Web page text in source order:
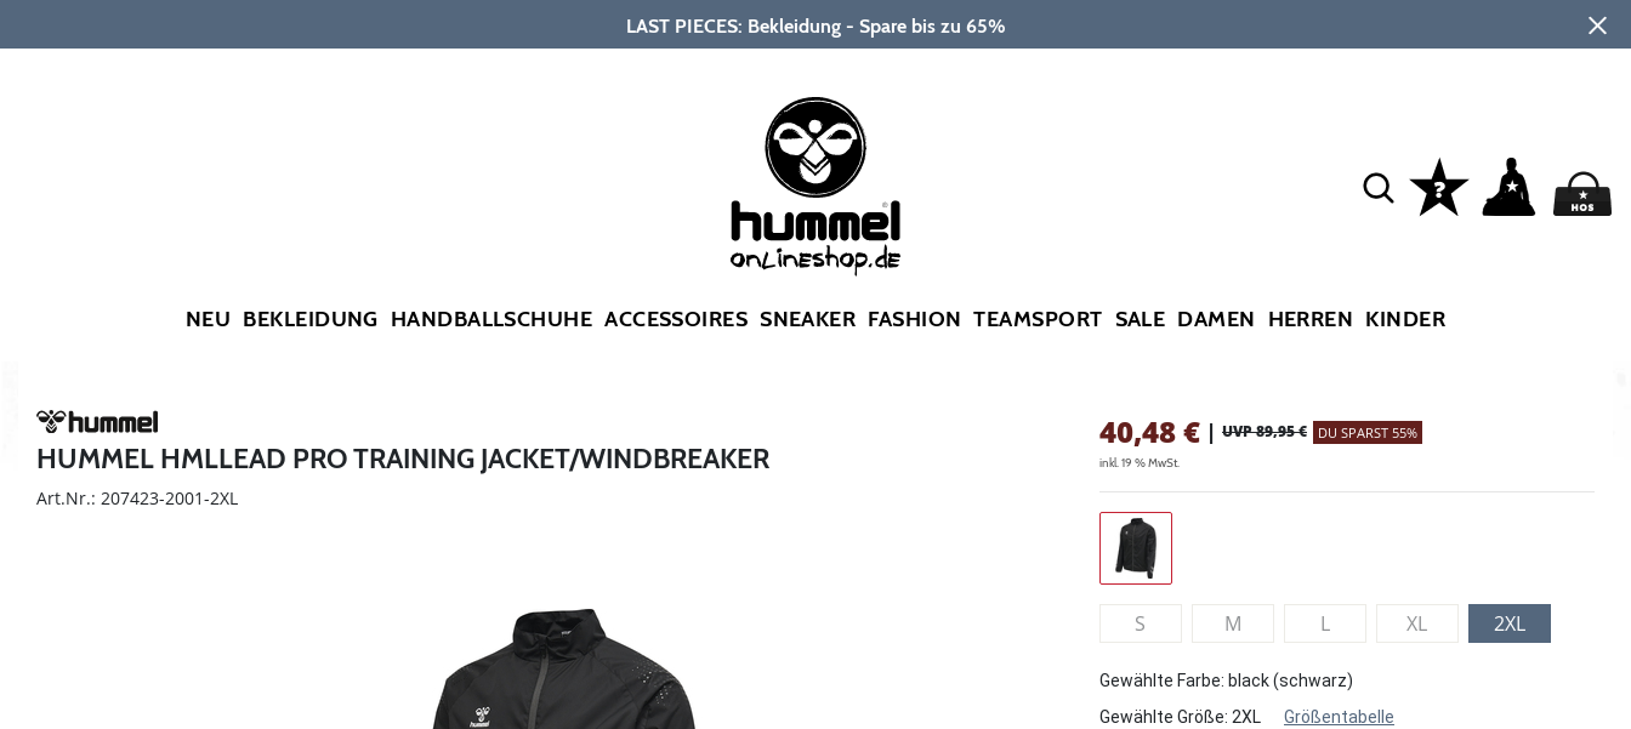
LAST PIECES: Bekleidung - Spare bis zu 65%
NEU BEKLEIDUNG HANDBALLSCHUHE ACCESSOIRES SNEAKER FASHION TEAMSPORT SALE DAMEN HERREN KINDER
HUMMEL HMLLEAD PRO TRAINING JACKET/WINDBREAKER
Art.Nr.: 207423-2001-2XL
40,48€ | UVP 89,95 € DU SPARST 55%
inkl. 19 % MwSt.
S M L XL 2XL
Gewählte Farbe: black (schwarz)
Gewählte Größe: 2XL Größentabelle